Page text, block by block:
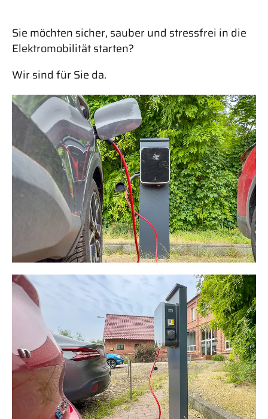
Sie möchten sicher, sauber und stressfrei in die
Elektromobilität starten?
Wir sind für Sie da.